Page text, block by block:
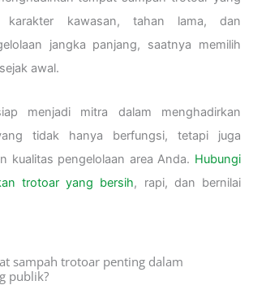
karakter kawasan, tahan lama, dan
jangka panjang, saatnya memilih
awal.
menjadi mitra dalam menghadirkan
tidak hanya berfungsi, tetapi juga
kualitas pengelolaan area Anda. Hubungi
trotoar yang bersih, rapi, dan bernilai
sampah trotoar penting dalam
publik?